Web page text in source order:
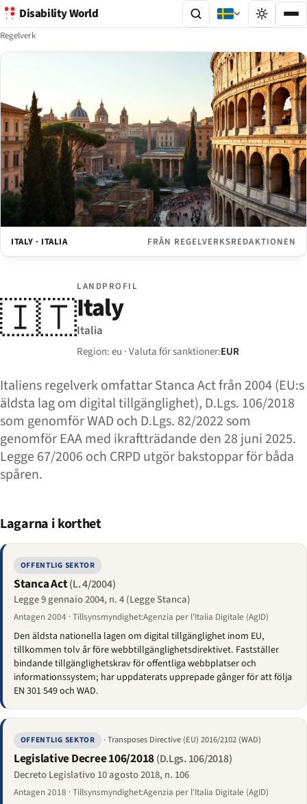
Disability World
Regelverk
ITALY · ITALIA FRÅN REGELVERKSREDAKTIONEN
🇮🇹
LANDPROFIL
Italy
Italia
Region: eu · Valuta för sanktioner:EUR
Italiens regelverk omfattar Stanca Act från 2004 (EU:s
äldsta lag om digital tillgänglighet), D.Lgs. 106/2018
som genomför WAD och D.Lgs. 82/2022 som
genomför EAA med ikraftträdande den 28 juni 2025.
Legge 67/2006 och CRPD utgör bakstoppar för båda
spåren.
Lagarna i korthet
OFFENTLIG SEKTOR
Stanca Act(L. 4/2004)
Legge 9 gennaio 2004, n. 4 (Legge Stanca)
Antagen 2004 · Tillsynsmyndighet:Agenzia per l'Italia Digitale (AgID)
Den äldsta nationella lagen om digital tillgänglighet inom EU,
tillkommen tolv år före webbtillgänglighetsdirektivet. Fastställer
bindande tillgänglighetskrav för offentliga webbplatser och
informationssystem; har uppdaterats upprepade gånger för att följa
EN 301 549 och WAD.
OFFENTLIG SEKTOR · Transposes Directive (EU) 2016/2102 (WAD)
Legislative Decree 106/2018(D.Lgs. 106/2018)
Decreto Legislativo 10 agosto 2018, n. 106
Antagen 2018 · Tillsynsmyndighet:Agenzia per l'Italia Digitale (AgID)